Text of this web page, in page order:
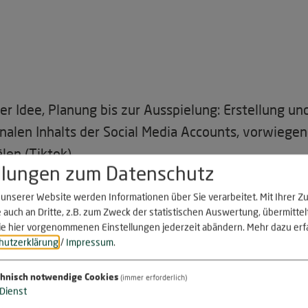
Idee, Planung bis zur Ausspielung: Erstellung
Inhalts der Social Media Accounts,
(Tiktok)
Posts und Videos im Rahmen der Strategie
Erstellung von Reportings und
zwischen der Community, dem Kunden
u.a. Website
performance-orientierten Aussteuern von
zum Datenschutz
unserer Website werden Informationen über Sie verarbeitet. Mit Ihrer
auch an Dritte, z.B. zum Zweck der statistischen Auswertung,
hier vorgenommenen Einstellungen jederzeit abändern. Mehr dazu
/ Impressum.
notwendige Cookies (immer erforderlich)
Dienst